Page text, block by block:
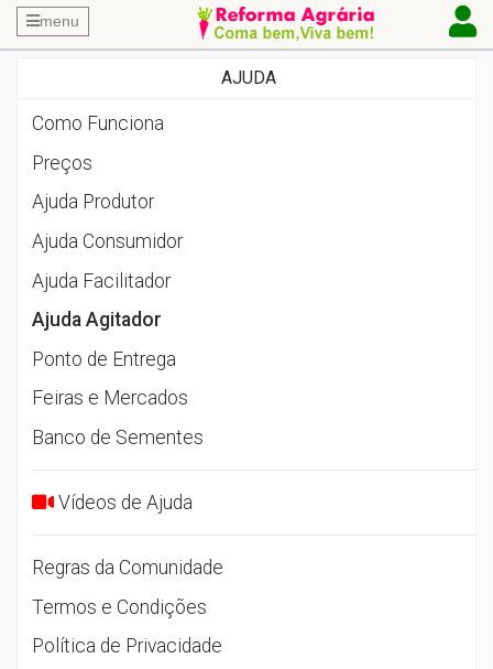
menu
AJUDA
Como Funciona
Preços
Ajuda Produtor
Ajuda Consumidor
Ajuda Facilitador
Ajuda Agitador
Ponto de Entrega
Feiras e Mercados
Banco de Sementes
Vídeos de Ajuda
Regras da Comunidade
Termos e Condições
Política de Privacidade